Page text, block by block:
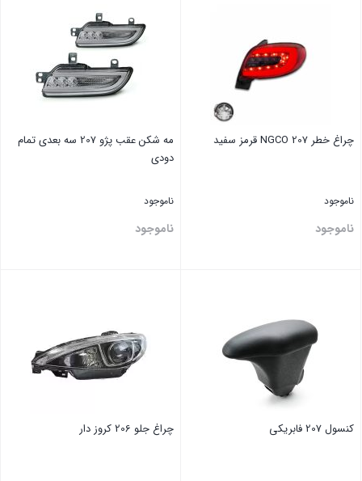
چراغ خطر 207 NGCO قرمز سفید
ناموجود
ناموجود
مه شکن عقب پژو 207 سه بعدی تمام
دودی
ناموجود
ناموجود
کنسول 207 فابریکی چراغ جلو 206 کروز دار